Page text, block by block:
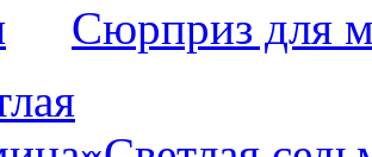
Сюрприз для